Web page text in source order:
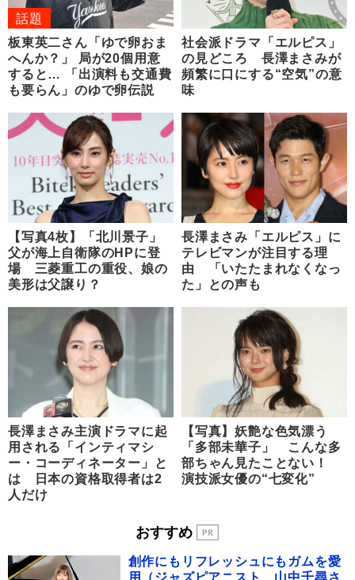
話題
板東英二さん「ゆで卵おま
へんか？」 局が20個用意
すると… 「出演料も交通費
も要らん」のゆで卵伝説
社会派ドラマ「エルピス」
の見どころ 長澤まさみが
頻繁に口にする“空気”の意
味
【写真4枚】「北川景子」
父が海上自衛隊のHPに登
場 三菱重工の重役、娘の
美形は父譲り？
長澤まさみ「エルピス」に
テレビマンが注目する理
由 「いたたまれなくなっ
た」との声も
長澤まさみ主演ドラマに起
用される「インティマシ
ー・コーディネーター」と
は 日本の資格取得者は2
人だけ
【写真】妖艶な色気漂う
「多部未華子」 こんな多
部ちゃん見たことない！
演技派女優の“七変化”
おすすめ
創作にもリフレッシュにもガムを愛
用（ジャズピアニスト 山中千尋さ